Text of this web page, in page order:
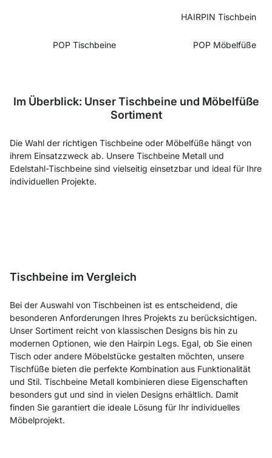
HAIRPIN Tischbein
POP Tischbeine POP Möbelfüße
Im Überblick: Unser Tischbeine und Möbelfüße
Sortiment
Die Wahl der richtigen Tischbeine oder Möbelfüße hängt von
ihrem Einsatzzweck ab. Unsere Tischbeine Metall und
Edelstahl-Tischbeine sind vielseitig einsetzbar und ideal für Ihre
individuellen Projekte.
Tischbeine im Vergleich
Bei der Auswahl von Tischbeinen ist es entscheidend, die
besonderen Anforderungen Ihres Projekts zu berücksichtigen.
Unser Sortiment reicht von klassischen Designs bis hin zu
modernen Optionen, wie den Hairpin Legs. Egal, ob Sie einen
Tisch oder andere Möbelstücke gestalten möchten, unsere
Tischfüße bieten die perfekte Kombination aus Funktionalität
und Stil. Tischbeine Metall kombinieren diese Eigenschaften
besonders gut und sind in vielen Designs erhältlich. Damit
finden Sie garantiert die ideale Lösung für Ihr individuelles
Möbelprojekt.